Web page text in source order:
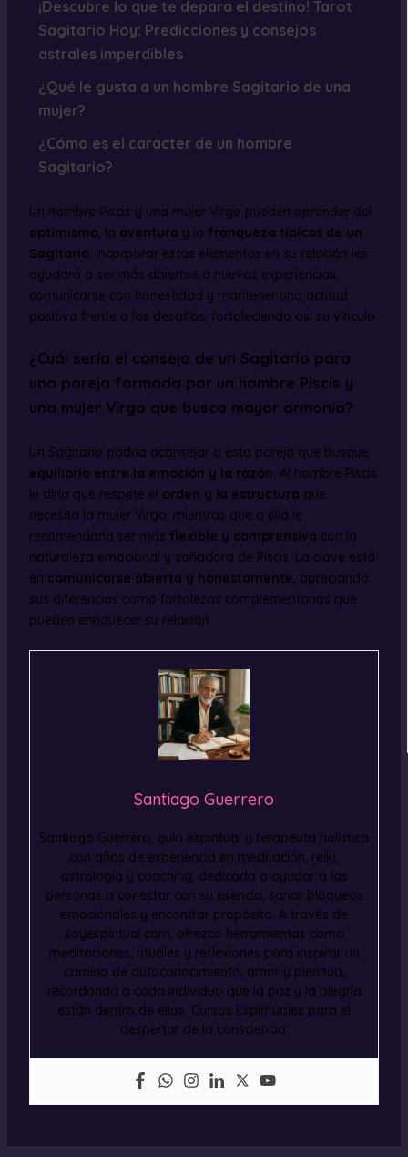
¡Descubre lo que te depara el destino! Tarot
Sagitario Hoy: Predicciones y consejos
astrales imperdibles
¿Qué le gusta a un hombre Sagitario de una
mujer?
¿Cómo es el carácter de un hombre
Sagitario?
Un hombre Piscis y una mujer Virgo pueden aprender del
optimismo, la aventura y la franqueza típicos de un
Sagitario. Incorporar estos elementos en su relación les
ayudará a ser más abiertos a nuevas experiencias,
comunicarse con honestidad y mantener una actitud
positiva frente a los desafíos, fortaleciendo así su vínculo.
¿Cuál sería el consejo de un Sagitario para
una pareja formada por un hombre Piscis y
una mujer Virgo que busca mayor armonía?
Un Sagitario podría aconsejar a esta pareja que busque
equilibrio entre la emoción y la razón. Al hombre Piscis
le diría que respete el orden y la estructura que
necesita la mujer Virgo, mientras que a ella le
recomendaría ser más flexible y comprensiva con la
naturaleza emocional y soñadora de Piscis. La clave está
en comunicarse abierta y honestamente, apreciando
sus diferencias como fortalezas complementarias que
pueden enriquecer su relación.
Santiago Guerrero
Santiago Guerrero, guía espiritual y terapeuta holística
con años de experiencia en meditación, reiki,
astrología y coaching, dedicada a ayudar a las
personas a conectar con su esencia, sanar bloqueos
emocionales y encontrar propósito. A través de
soyespiritual.com, ofrezco herramientas como
meditaciones, rituales y reflexiones para inspirar un
camino de autoconocimiento, amor y plenitud,
recordando a cada individuo que la paz y la alegría
están dentro de ellos. Cursos Espirituales para el
despertar de la consciencia.